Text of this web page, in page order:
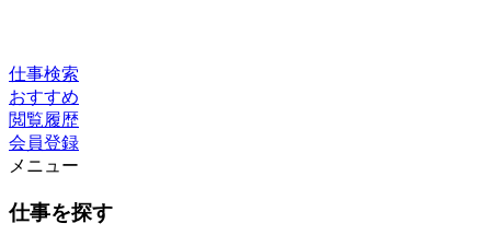
仕事検索
おすすめ
閲覧履歴
会員登録
メニュー
仕事を探す